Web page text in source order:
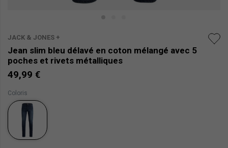
JACK & JONES +
Jean slim bleu délavé en coton mélangé avec 5
poches et rivets métalliques
49,99 €
Coloris